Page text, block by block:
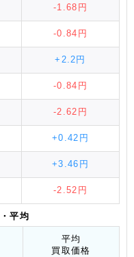
-1.68円
-0.84円
+2.2円
-0.84円
-2.62円
+0.42円
+3.46円
-2.52円
・平均
平均
買取価格